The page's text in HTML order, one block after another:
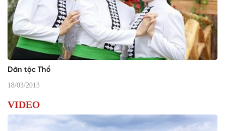
Dân tộc Thổ
18/03/2013
VIDEO